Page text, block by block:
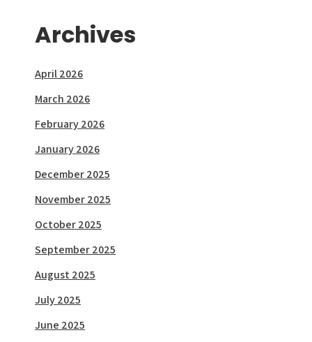
Archives
April 2026
March 2026
February 2026
January 2026
December 2025
November 2025
October 2025
September 2025
August 2025
July 2025
June 2025